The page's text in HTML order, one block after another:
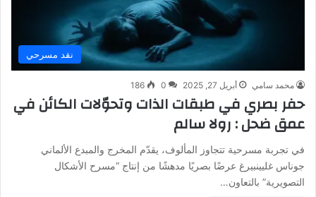
نقد مسرحي
محمد سامي أبريل 27, 2025 0
186
حفر بصري في طبقات الذات وتحوّلات الكائن في
عمق ضحل : رولا سالم
في تجربة مسرحية تتجاوز المألوف، يقدّم المخرج والمبدع الألماني
جوناس غليينبيرغ عرضًا بصريًا مدهشًا من إنتاج “مسرح الأشكال
التصويرية” بالتعاون…